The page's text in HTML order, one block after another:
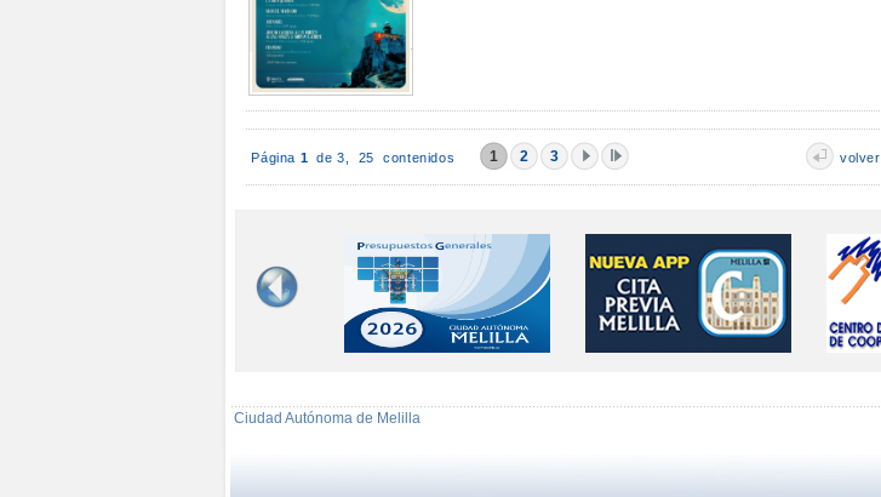
Página 1 de 3, 25 contenidos 1 2 3 volver
Ciudad Autónoma de Melilla